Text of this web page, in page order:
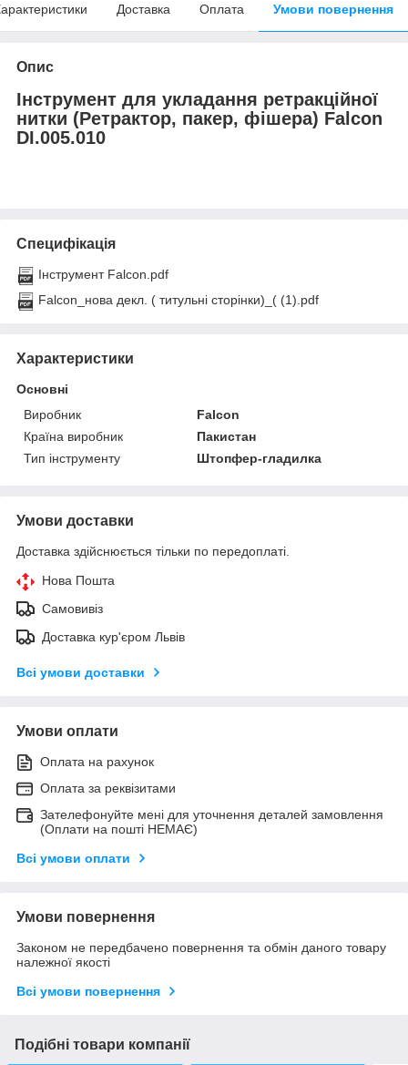
Доставка Оплата Умови повернення
Опис
Інструмент для укладання ретракційної
нитки (Ретрактор, пакер, фішера) Falcon
DI.005.010
Специфікація
Інструмент Falcon.pdf
Falcon_нова декл. ( титульні сторінки)_( (1).pdf
Характеристики
Основні
Виробник
Falcon
Країна виробник
Пакистан
Тип інструменту
Штопфер-гладилка
Умови доставки
Доставка здійснюється тільки по передоплаті.
Нова Пошта
Самовивіз
Доставка кур'єром Львів
Всі умови доставки
Умови оплати
Оплата на рахунок
Оплата за реквізитами
Зателефонуйте мені для уточнення деталей замовлення
(Оплати на пошті НЕМАЄ)
Всі умови оплати
Умови повернення
Законом не передбачено повернення та обмін даного товару
належної якості
Всі умови повернення
Подібні товари компанії